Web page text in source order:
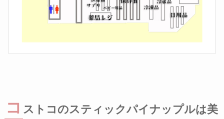
コ ストコのスティックパイナップルは美